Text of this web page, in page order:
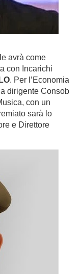
avrà come
con Incarichi
. Per l’Economia
dirigente Consob
con un
sarà lo
e Direttore